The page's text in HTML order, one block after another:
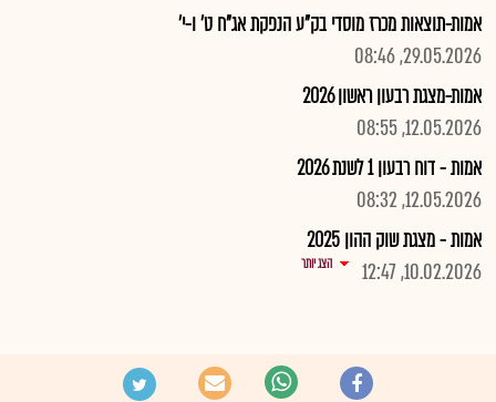
אמות-תוצאות מכרז מוסדי בק"ע הנפקת אג"ח ט' ו-י'
29.05.2026, 08:46
אמות-מצגת רבעון ראשון 2026
12.05.2026, 08:55
אמות - דוח רבעון 1 לשנת 2026
12.05.2026, 08:32
אמות - מצגת שוק ההון 2025
10.02.2026, 12:47
הצג יותר